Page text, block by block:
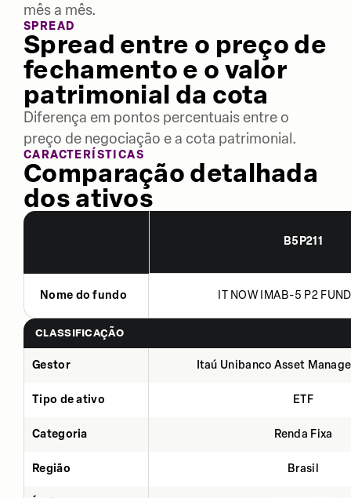
mês a mês.
SPREAD
Spread entre o preço de
fechamento e o valor
patrimonial da cota
Diferença em pontos percentuais entre o
preço de negociação e a cota patrimonial.
CARACTERÍSTICAS
Comparação detalhada
dos ativos
B5P211
Nome do fundo IT NOW IMAB-5 P2
CLASSIFICAÇÃO
Gestor Itaú Unibanco Asset
Tipo de ativo ETF
Categoria Renda Fixa
Região Brasil